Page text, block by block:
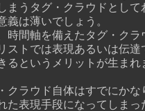
まうタグ・クラウドとして
義は薄いでしょう。
時間軸を備えたタグ・クラ
ストでは表現あるいは伝達
るというメリットが生まれ
クラウド自体はすでにかな
た表現手段になってしまっ